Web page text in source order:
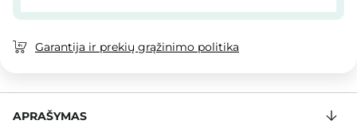
Garantija ir prekių grąžinimo politika
APRAŠYMAS